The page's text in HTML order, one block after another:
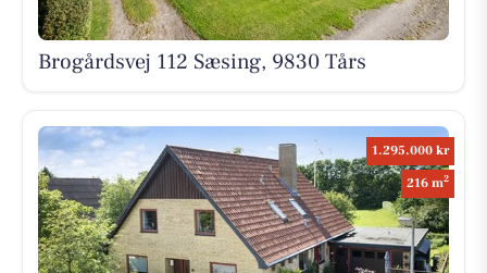
Brogårdsvej 112 Sæsing, 9830 Tårs
1.295.000 kr
216 m2